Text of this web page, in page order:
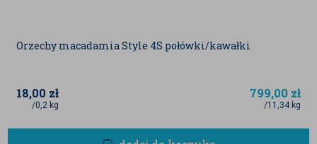
delikatną słodycz orzecha, sprawiając, że
przekąska nie jest przesłodzona i pozwala
Drażetki z orzechami makadamia w gorzkiej czekodzie
przyjemności, ale również porcja wartościowej energii.
Orzechy macadamia Style 4S połówki/kawałki
18,00 zł
/0,2 kg
799,00 zł
/11,34 kg